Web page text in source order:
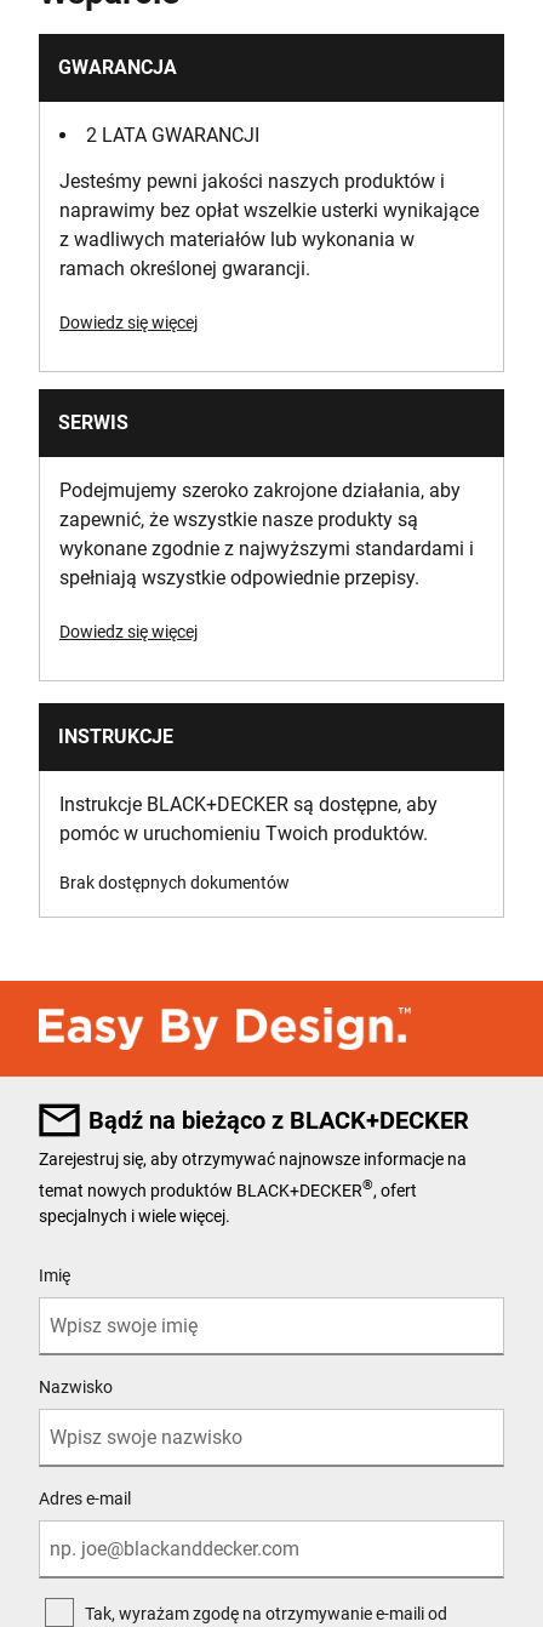
GWARANCJA
2 LATA GWARANCJI
Jesteśmy pewni jakości naszych produktów i
naprawimy bez opłat wszelkie usterki wynikające
z wadliwych materiałów lub wykonania w
ramach określonej gwarancji.
Dowiedz się więcej
SERWIS
Podejmujemy szeroko zakrojone działania, aby
zapewnić, że wszystkie nasze produkty są
wykonane zgodnie z najwyższymi standardami i
spełniają wszystkie odpowiednie przepisy.
Dowiedz się więcej
INSTRUKCJE
Instrukcje BLACK+DECKER są dostępne, aby
pomóc w uruchomieniu Twoich produktów.
Brak dostępnych dokumentów
Bądź na bieżąco z BLACK+DECKER
Zarejestruj się, aby otrzymywać najnowsze informacje na
temat nowych produktów BLACK+DECKER® , ofert
specjalnych i wiele więcej.
Imię
Nazwisko
Adres e-mail
Tak, wyrażam zgodę na otrzymywanie e-maili od